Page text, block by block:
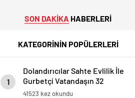
SON DAKİKA HABERLERİ
KATEGORİNİN POPÜLERLERİ
1
Dolandırıcılar Sahte Evlilik İle
Gurbetçi Vatandaşın 32
Dairesini Elinden Aldılar.
41523 kez okundu